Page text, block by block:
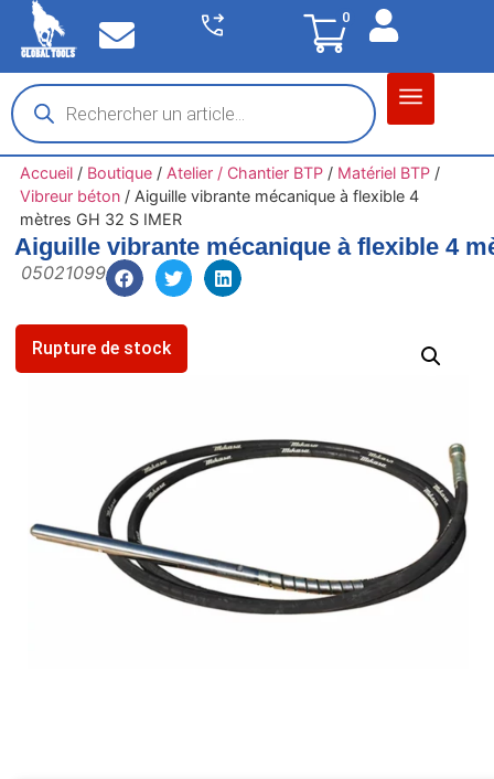
0
Accueil/ Boutique/ Atelier / Chantier BTP/ Matériel BTP/
Vibreur béton/ Aiguille vibrante mécanique à flexible 4
mètres GH 32 S IMER
Rupture de stock
Aiguille vibrante mécanique à flexible 4
05021099